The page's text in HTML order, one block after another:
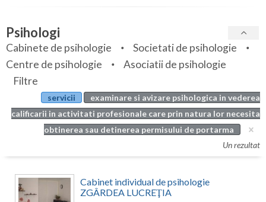
Bihor
Bistrita-Nasaud
Botosani
Braila
Bucuresti
Buzau
Specialitati
Servicii
Articole
Evenimente
Cabinet
Psihologi
Cabinete de psihologie
Societati de psihologie
Centre de psihologie
Asociatii de psihologie
Filtre
servicii
examinare si avizare psihologica in vederea
calificarii in activitati profesionale care prin natura lor necesita
obtinerea sau detinerea permisului de portarma
Un rezultat
Cabinet individual de psihologie
ZGÂRDEA LUCREŢIA